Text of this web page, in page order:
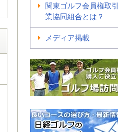
関東ゴルフ会員権取引
業協同組合とは？
メディア掲載